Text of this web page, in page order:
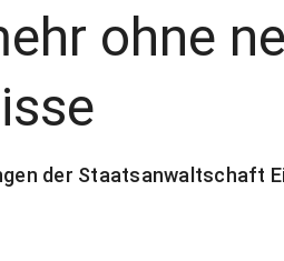
ohne
der Staatsanwaltschaft